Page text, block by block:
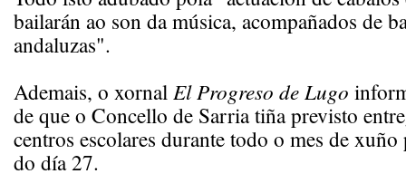
bailarán ao son da música, acompañados de
andaluzas".
Ademais, o xornal El Progreso de Lugo
de que o Concello de Sarria tiña previsto
centros escolares durante todo o mes de xuño
do día 27.